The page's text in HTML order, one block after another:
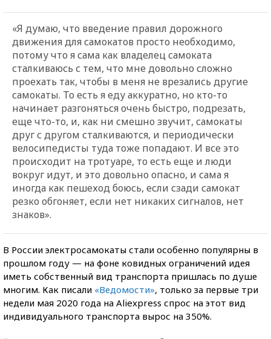
«Я думаю, что введение правил дорожного
движения для самокатов просто необходимо,
потому что я сама как владелец самоката
сталкиваюсь с тем, что мне довольно сложно
проехать так, чтобы в меня не врезались другие
самокаты. То есть я еду аккуратно, но кто-то
начинает разгоняться очень быстро, подрезать,
еще что-то, и, как ни смешно звучит, самокаты
друг с другом сталкиваются, и периодически
велосипедисты туда тоже попадают. И все это
происходит на тротуаре, то есть еще и люди
вокруг идут, и это довольно опасно, и сама я
иногда как пешеход боюсь, если сзади самокат
резко обгоняет, если нет никаких сигналов, нет
знаков».
В России электросамокаты стали особенно популярны в
прошлом году — на фоне ковидных ограничений идея
иметь собственный вид транспорта пришлась по душе
многим. Как писали «Ведомости», только за первые три
недели мая 2020 года на Aliexpress спрос на этот вид
индивидуального транспорта вырос на 350%.